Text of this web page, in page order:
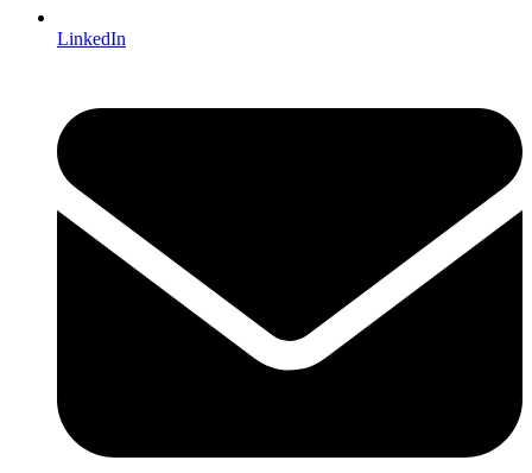
LinkedIn